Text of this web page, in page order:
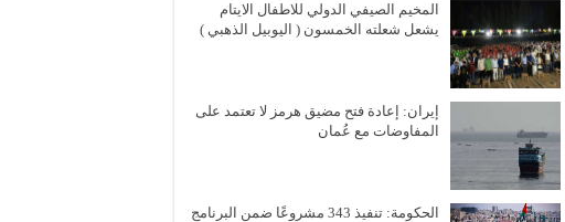
المخيم الصيفي الدولي للاطفال الايتام
يشعل شعلته الخمسون ( اليوبيل الذهبي )
إيران: إعادة فتح مضيق هرمز لا تعتمد على
المفاوضات مع عُمان
الحكومة: تنفيذ 343 مشروعًا ضمن البرنامج